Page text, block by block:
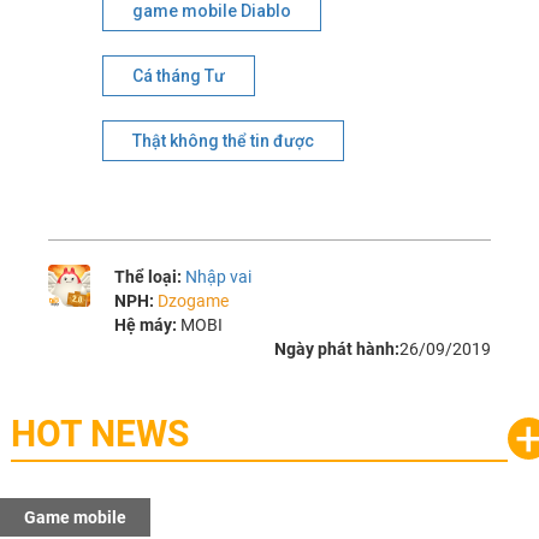
game mobile Diablo
Cá tháng Tư
Thật không thể tin được
Thể loại: Nhập vai
NPH: Dzogame
Hệ máy: MOBI
Ngày phát hành:26/09/2019
HOT NEWS
Game mobile